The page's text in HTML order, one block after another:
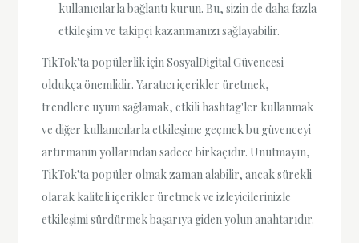
kullanıcılarla bağlantı kurun. Bu, sizin de daha fazla
etkileşim ve takipçi kazanmanızı sağlayabilir.
TikTok'ta popülerlik için SosyalDigital Güvencesi
oldukça önemlidir. Yaratıcı içerikler üretmek,
trendlere uyum sağlamak, etkili hashtag'ler kullanmak
ve diğer kullanıcılarla etkileşime geçmek bu güvenceyi
artırmanın yollarından sadece birkaçıdır. Unutmayın,
TikTok'ta popüler olmak zaman alabilir, ancak sürekli
olarak kaliteli içerikler üretmek ve izleyicilerinizle
etkileşimi sürdürmek başarıya giden yolun anahtarıdır.